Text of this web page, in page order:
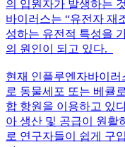
의 입원자가 발생하는
바이러스는 “유전자 재
성하는 유전적 특성을
의 원인이 되고 있다.
현재 인플루엔자바이
로 동물세포 또는 베큘
합 항원을 이용하고 있
아 생산 및 공급이 원활
로 연구자들이 쉽게 구